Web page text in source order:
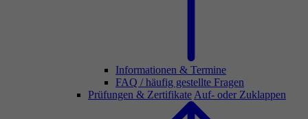
Informationen & Termine
FAQ / häufig gestellte Fragen
Prüfungen & Zertifikate Auf- oder Zuklappen